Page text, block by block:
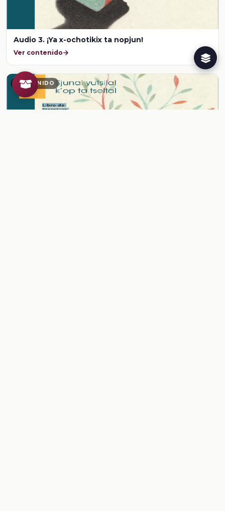
Audio 3. ¡Ya x-ochotikix ta nopjun!
Ver contenido
CONTENIDO